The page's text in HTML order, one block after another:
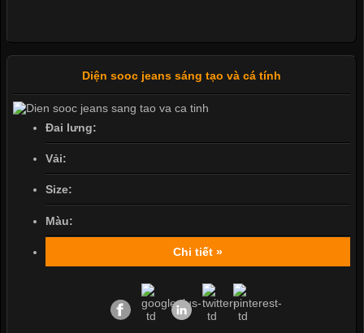
Diện sooc jeans sáng tạo và cá tính
Đai lưng:
Vải:
Size:
Màu:
Chi tiết »